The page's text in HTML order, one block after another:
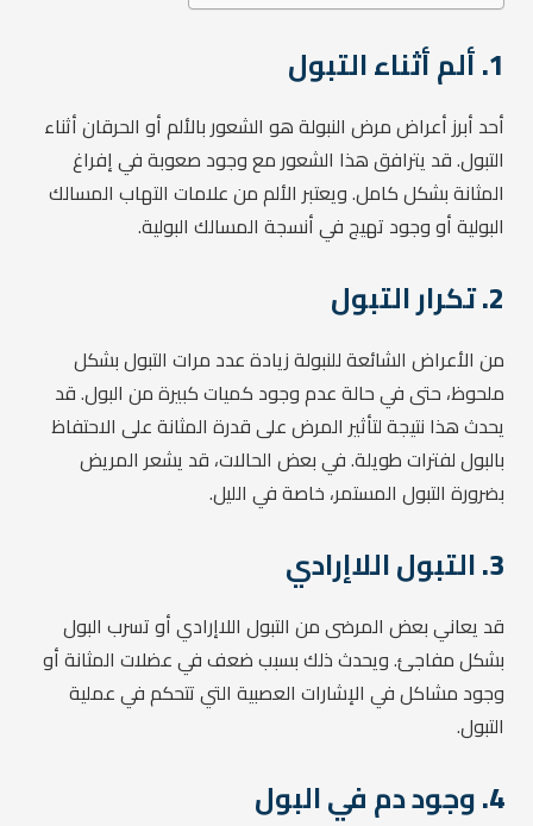
1. ألم أثناء التبول
أحد أبرز أعراض مرض النبولة هو الشعور بالألم أو الحرقان أثناء
التبول. قد يترافق هذا الشعور مع وجود صعوبة في إفراغ
المثانة بشكل كامل. ويعتبر الألم من علامات التهاب المسالك
البولية أو وجود تهيج في أنسجة المسالك البولية.
2. تكرار التبول
من الأعراض الشائعة للنبولة زيادة عدد مرات التبول بشكل
ملحوظ، حتى في حالة عدم وجود كميات كبيرة من البول. قد
يحدث هذا نتيجة لتأثير المرض على قدرة المثانة على الاحتفاظ
بالبول لفترات طويلة. في بعض الحالات، قد يشعر المريض
بضرورة التبول المستمر، خاصة في الليل.
3. التبول اللاإرادي
قد يعاني بعض المرضى من التبول اللاإرادي أو تسرب البول
بشكل مفاجئ. ويحدث ذلك بسبب ضعف في عضلات المثانة أو
وجود مشاكل في الإشارات العصبية التي تتحكم في عملية
التبول.
4. وجود دم في البول